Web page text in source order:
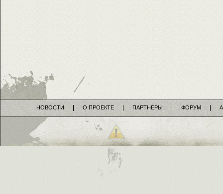
НОВОСТИ О ПРОЕКТЕ ПАРТНЕРЫ ФОРУМ